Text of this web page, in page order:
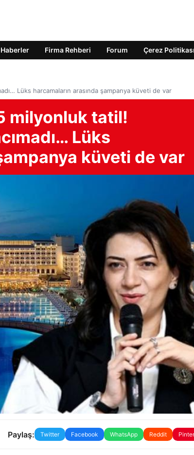
Firma Rehberi Forum Çerez
Lüks harcamaların arasında şampanya küveti de var
milyonluk tatil!
Lüks
küveti de var
Paylaş: Twitter Facebook WhatsApp Reddit